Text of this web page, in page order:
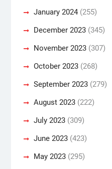
January 2024(255)
December 2023(345)
November 2023(307)
October 2023(268)
September 2023(279)
August 2023(222)
July 2023(309)
June 2023(423)
May 2023(295)